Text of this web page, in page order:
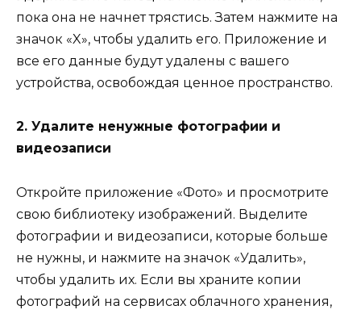
пока она не начнет трястись. Затем нажмите на
значок «X», чтобы удалить его. Приложение и
все его данные будут удалены с вашего
устройства, освобождая ценное пространство.
2. Удалите ненужные фотографии и
видеозаписи
Откройте приложение «Фото» и просмотрите
свою библиотеку изображений. Выделите
фотографии и видеозаписи, которые больше
не нужны, и нажмите на значок «Удалить»,
чтобы удалить их. Если вы храните копии
фотографий на сервисах облачного хранения,